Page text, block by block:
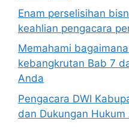
Enam perselisihan
keahlian pengacara
Memahami
kebangkrutan Bab 7
Anda
Pengacara DWI
dan Dukungan Hukum